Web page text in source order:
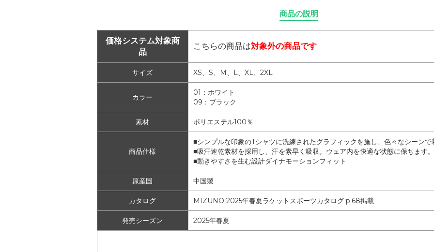
商品の説明
価格システム対象商
品
こちらの商品は対象外の商品です
サイズ XS、S、M、L、XL、2XL
カラー
01：ホワイト
09：ブラック
素材 ポリエステル100％
商品仕様
■シンプルな印象のTシャツに洗練されたグラフィックを施し、色々なシーンで
■吸汗速乾素材を採用し、汗を素早く吸収。ウェア内を快適な状態に保ちます。
■動きやすさを生む設計ダイナモーションフィット
原産国 中国製
カタログ MIZUNO 2025年春夏ラケットスポーツカタログ p.68掲載
発売シーズン 2025年春夏